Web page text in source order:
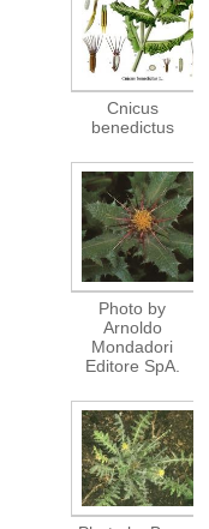
Cnicus
benedictus
Photo by
Arnoldo
Mondadori
Editore SpA.